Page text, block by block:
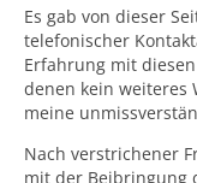
Es gab von dieser
telefonischer
Erfahrung mit
denen kein weiteres
meine
Nach verstrichener
mit der Beibringung